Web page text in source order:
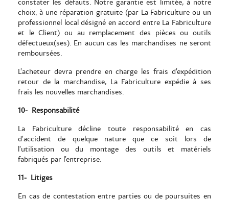
constater les défauts. Notre garantie est limitée, à notre
choix, à une réparation gratuite (par La Fabriculture ou un
professionnel local désigné en accord entre La Fabriculture
et le Client) ou au remplacement des pièces ou outils
défectueux(ses). En aucun cas les marchandises ne seront
remboursées.
L’acheteur devra prendre en charge les frais d’expédition
retour de la marchandise, La Fabriculture expédie à ses
frais les nouvelles marchandises.
10- Responsabilité
La Fabriculture décline toute responsabilité en cas
d’accident de quelque nature que ce soit lors de
l’utilisation ou du montage des outils et matériels
fabriqués par l’entreprise.
11- Litiges
En cas de contestation entre parties ou de poursuites en